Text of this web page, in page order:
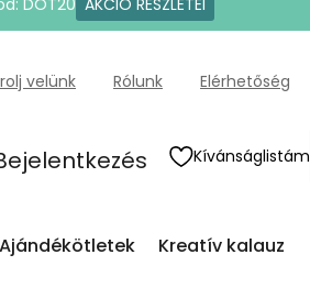
DOT20 AKCIÓ RÉSZLETEI
velünk Rólunk Elérhetőség
Kívánságlistám
Ajándékötletek Kreatív kalauz